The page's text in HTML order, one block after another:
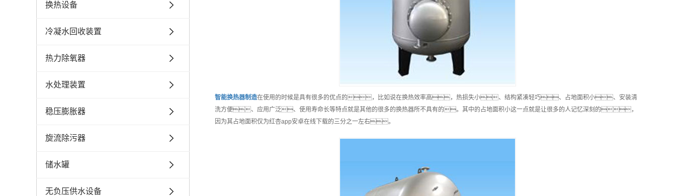
换热设备
冷凝水回收装置
热力除氧器
水处理装置
稳压膨胀器
旋流除污器
储水罐
无负压供水设备
智能换热器制造在使用的时候是具有很多的优点的，比如说在换热效率高，热损失小、结构紧凑轻巧、占地面积小、安装清
洗方便、应用广泛、使用寿命长等特点就是其他的很多的换热器所不具有的。其中的占地面积小这一点就是让很多的人记忆深刻的，
因为其占地面积仅为红杏app安卓在线下载的三分之一左右。